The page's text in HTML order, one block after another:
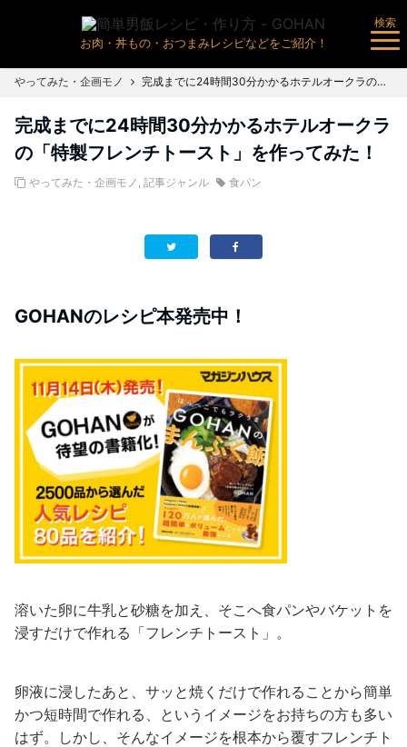
お肉・丼もの・おつまみレシピなどをご紹介！
検索
やってみた・企画モノ 完成までに24時間30分かかるホテルオークラの「特製フレンチトースト」を作ってみた！
完成までに24時間30分かかるホテルオークラ
の「特製フレンチトースト」を作ってみた！
やってみた・企画モノ , 記事ジャンル 食パン
GOHANのレシピ本発売中！
溶いた卵に牛乳と砂糖を加え、そこへ食パンやバケットを
浸すだけで作れる「フレンチトースト」。
卵液に浸したあと、サッと焼くだけで作れることから簡単
かつ短時間で作れる、というイメージをお持ちの方も多い
はず。しかし、そんなイメージを根本から覆すフレンチト